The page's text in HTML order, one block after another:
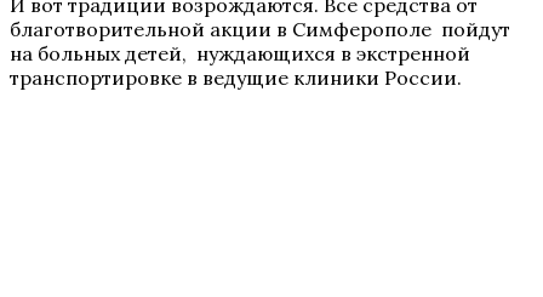
благотворительной акции в Симферополе пойдут
на больных детей, нуждающихся в экстренной
транспортировке в ведущие клиники России.